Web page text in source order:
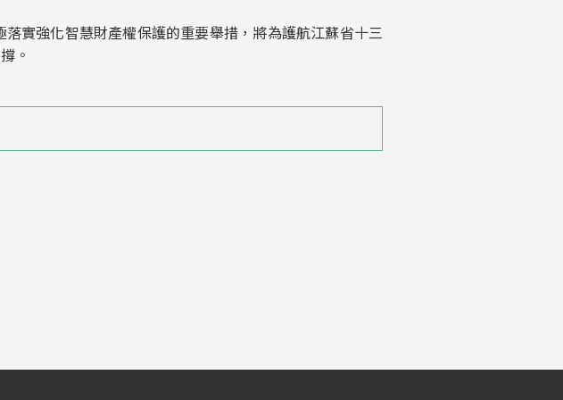
實強化智慧財產權保護的重要舉措，將為護航江蘇省十三
。